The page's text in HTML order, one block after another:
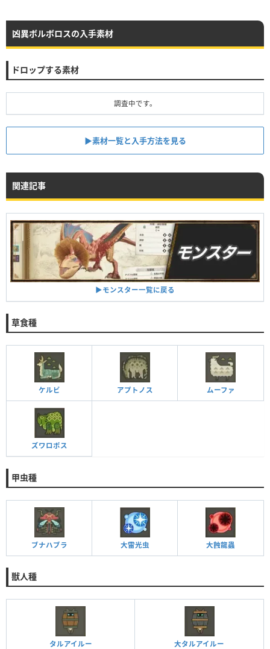
凶異ボルボロスの入手素材
ドロップする素材
調査中です。
▶︎素材一覧と入手方法を見る
関連記事
▶︎モンスター一覧に戻る
草食種
ケルビ アプトノス ムーファ
ズワロポス
甲虫種
ブナハブラ 大雷光虫 大蝕龍蟲
獣人種
タルアイルー 大タルアイルー